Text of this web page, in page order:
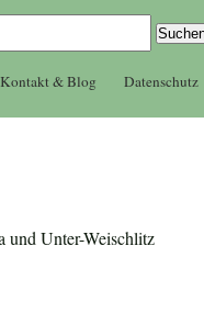
Kontakt & Blog Datenschutz
und Unter-Weischlitz